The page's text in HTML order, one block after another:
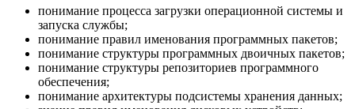
понимание процесса загрузки операционной системы и
запуска службы;
понимание правил именования программных пакетов;
понимание структуры программных двоичных пакетов;
понимание структуры репозиториев программного
обеспечения;
понимание архитектуры подсистемы хранения данных;